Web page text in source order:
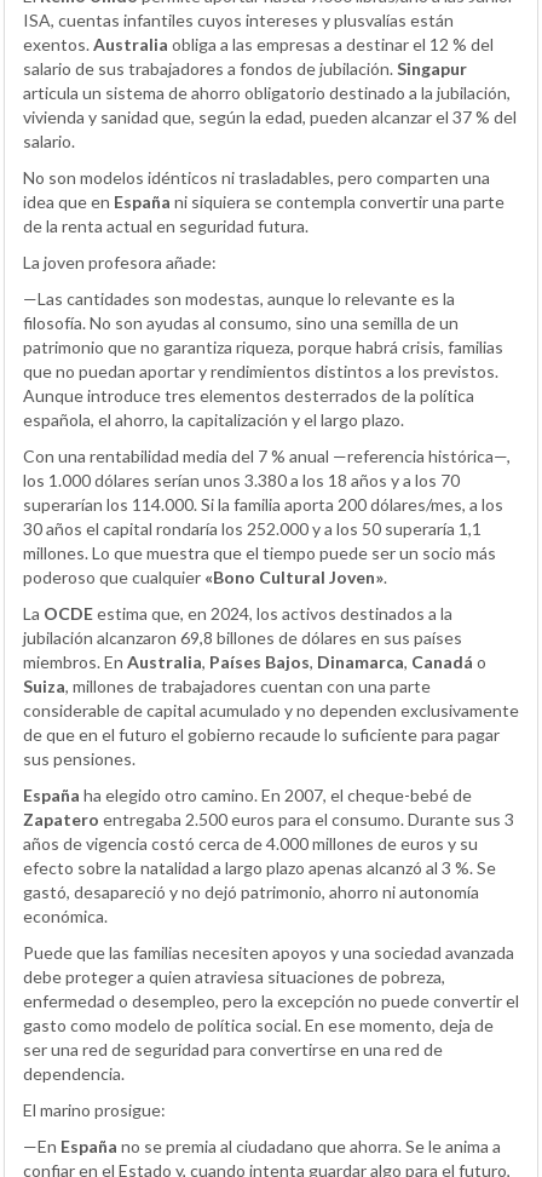
ISA, cuentas infantiles cuyos intereses y plusvalías están
exentos.Australia obliga a las empresas a destinar el 12 % del
salario de sus trabajadores a fondos de jubilación.Singapur
articula un sistema de ahorro obligatorio destinado a la jubilación,
vivienda y sanidad que, según la edad, pueden alcanzar el 37 % del
salario.
No son modelos idénticos ni trasladables, pero comparten una
idea que en España ni siquiera se contempla convertir una parte
de la renta actual en seguridad futura.
La joven profesora añade:
—Las cantidades son modestas, aunque lo relevante es la
filosofía. No son ayudas al consumo, sino una semilla de un
patrimonio que no garantiza riqueza, porque habrá crisis, familias
que no puedan aportar y rendimientos distintos a los previstos.
Aunque introduce tres elementos desterrados de la política
española, el ahorro, la capitalización y el largo plazo.
Con una rentabilidad media del 7 % anual —referencia histórica—,
los 1.000 dólares serían unos 3.380 a los 18 años y a los 70
superarían los 114.000. Si la familia aporta 200 dólares/mes, a los
30 años el capital rondaría los 252.000 y a los 50 superaría 1,1
millones. Lo que muestra que el tiempo puede ser un socio más
poderoso que cualquier «Bono Cultural Joven».
La OCDEestima que, en 2024, los activos destinados a la
jubilación alcanzaron 69,8 billones de dólares en sus países
miembros. En Australia, Países Bajos, Dinamarca, Canadá o
Suiza, millones de trabajadores cuentan con una parte
considerable de capital acumulado y no dependen exclusivamente
de que en el futuro el gobierno recaude lo suficiente para pagar
sus pensiones.
España ha elegido otro camino. En 2007, el cheque-bebé de
Zapatero entregaba 2.500 euros para el consumo. Durante sus 3
años de vigencia costó cerca de 4.000 millones de euros y su
efecto sobre la natalidad a largo plazo apenas alcanzó al 3 %. Se
gastó, desapareció y no dejó patrimonio, ahorro ni autonomía
económica.
Puede que las familias necesiten apoyos y una sociedad avanzada
debe proteger a quien atraviesa situaciones de pobreza,
enfermedad o desempleo, pero la excepción no puede convertir el
gasto como modelo de política social. En ese momento, deja de
ser una red de seguridad para convertirse en una red de
dependencia.
El marino prosigue:
—En España no se premia al ciudadano que ahorra. Se le anima a
confiar en el Estado y, cuando intenta guardar algo para el futuro,